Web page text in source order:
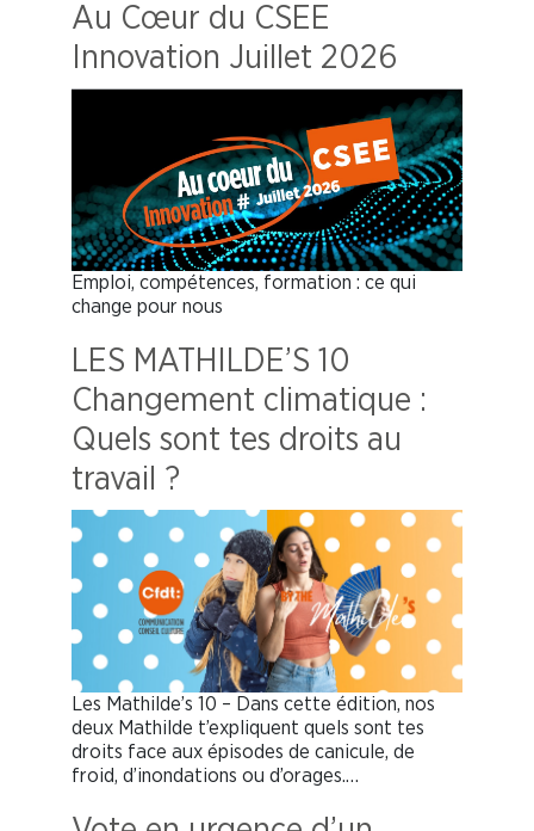
Au Cœur du CSEE
Innovation Juillet 2026
Emploi, compétences, formation : ce qui
change pour nous
LES MATHILDE’S 10
Changement climatique :
Quels sont tes droits au
travail ?
Les Mathilde’s 10 – Dans cette édition, nos
deux Mathilde t’expliquent quels sont tes
droits face aux épisodes de canicule, de
froid, d’inondations ou d’orages.…